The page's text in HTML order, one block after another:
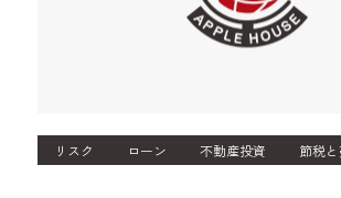
リスク ローン 不動産投資 節税